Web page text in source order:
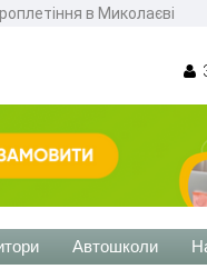
в Миколаєві
Автошколи